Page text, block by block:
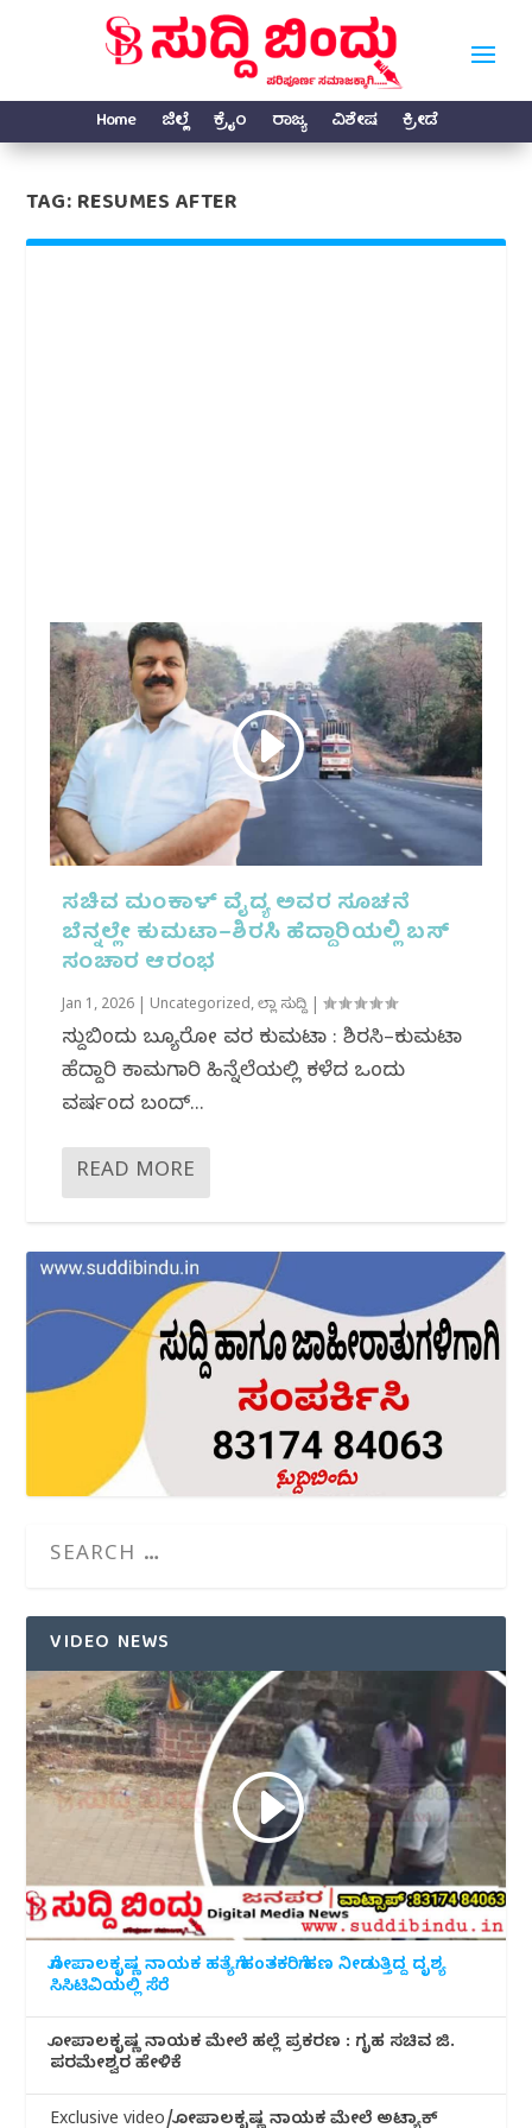
Home ಜಿಲ್ಲೆ ಕ್ರೈಂ ರಾಜ್ಯ ವಿಶೇಷ ಕ್ರೀಡೆ
TAG:RESUMES AFTER
ಸಚಿವ ಮಂಕಾಳ್ ವೈದ್ಯ ಅವರ ಸೂಚನೆ
ಬೆನ್ನಲ್ಲೇ ಕುಮಟಾ–ಶಿರಸಿ ಹೆದ್ದಾರಿಯಲ್ಲಿ ಬಸ್
ಸಂಚಾರ ಆರಂಭ
Jan 1, 2026 Uncategorized,ಜಿಲ್ಲಾ ಸುದ್ದಿ |
ಸುದ್ದಿಬಿಂದು ಬ್ಯೂರೋ ವರದಿ ಕುಮಟಾ : ಶಿರಸಿ–ಕುಮಟಾ
ಹೆದ್ದಾರಿ ಕಾಮಗಾರಿ ಹಿನ್ನೆಲೆಯಲ್ಲಿ ಕಳೆದ ಒಂದು
ವರ್ಷದಿಂದ ಬಂದ್...
READ MORE
VIDEO NEWS
ಗೋಪಾಲಕೃಷ್ಣ ನಾಯಕ ಹತ್ಯೆಗೆ ಹಂತಕರಿಗೆ ಹಣ ನೀಡುತ್ತಿದ್ದ ದೃಶ್ಯ
ಸಿಸಿಟಿವಿಯಲ್ಲಿ ಸೆರೆ
ಗೋಪಾಲಕೃಷ್ಣ ನಾಯಕ ಮೇಲೆ ಹಲ್ಲೆ ಪ್ರಕರಣ : ಗೃಹ ಸಚಿವ ಜಿ.
ಪರಮೇಶ್ವರ ಹೇಳಿಕೆ
Exclusive video/ಗೋಪಾಲಕೃಷ್ಣ ನಾಯಕ ಮೇಲೆ ಅಟ್ಯಾಕ್